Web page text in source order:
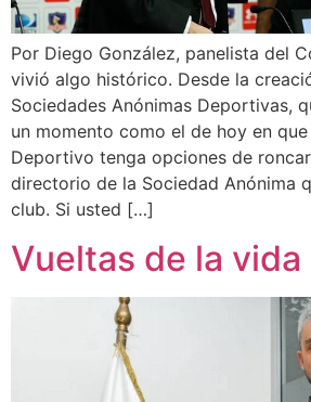
Por Diego González, panelista del
vivió algo histórico. Desde la
Sociedades Anónimas Deportivas,
un momento como el de hoy en
Deportivo tenga opciones de
directorio de la Sociedad Anónima
club. Si usted […]
Vueltas de la vida